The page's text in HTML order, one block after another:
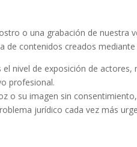
o una grabación de nuestra
de contenidos creados
nivel de exposición de
profesional.
o su imagen sin
jurídico cada vez más